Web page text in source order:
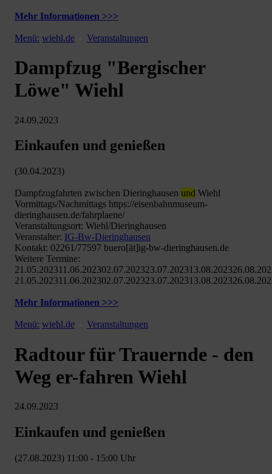
Mehr Informationen >>>
Menü: wiehl.de Veranstaltungen
Dampfzug "Bergischer
Löwe" Wiehl
24.09.2023
Einkaufen und genießen
(30.04.2023)
Dampfzugfahrten zwischen Dieringhausen und Wiehl
Vormittags/Nachmittags https://eisenbahnmuseum-
dieringhausen.de/fahrplaene/
Veranstaltungsort: Wiehl/Dieringhausen
Veranstalter: IG-Bw-Dieringhausen
Kontakt: 02261/77597 buero[ät]ig-bw-dieringhausen.de
Weitere Termine:
Mehr Informationen >>>
Menü: wiehl.de Veranstaltungen
Radtour für Trauernde - den
Weg er-fahren Wiehl
24.09.2023
Einkaufen und genießen
(27.08.2023) 11:00 - 15:00 Uhr